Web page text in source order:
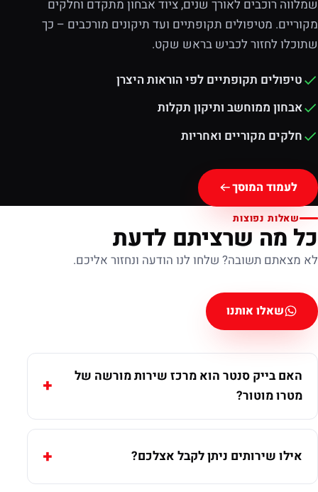
שמלווה רוכבים לאורך שנים, ציוד אבחון מתקדם וחלקים
מקוריים. מטיפולים תקופתיים ועד תיקונים מורכבים – כך
שתוכלו לחזור לכביש בראש שקט.
טיפולים תקופתיים לפי הוראות היצרן
אבחון ממוחשב ותיקון תקלות
חלקים מקוריים ואחריות
לעמוד המוסך
שאלות נפוצות
כל מה שרציתם לדעת
לא מצאתם תשובה? שלחו לנו הודעה ונחזור אליכם.
שאלו אותנו
האם בייק סנטר הוא מרכז שירות מורשה של
מטרו מוטור?
אילו שירותים ניתן לקבל אצלכם?